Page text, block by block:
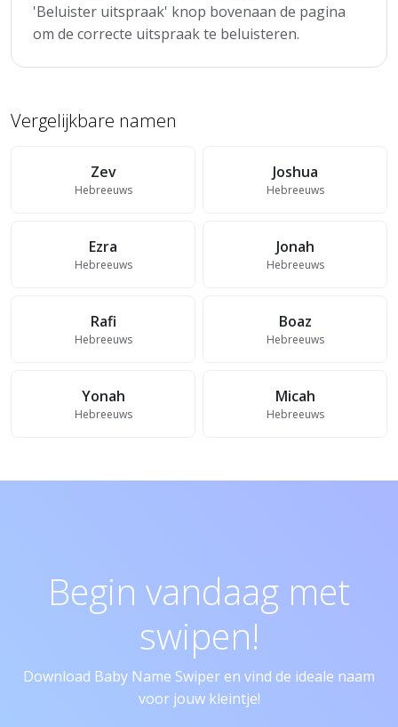
'Beluister uitspraak' knop bovenaan de pagina
om de correcte uitspraak te beluisteren.
Vergelijkbare namen
Zev
Hebreeuws
Joshua
Hebreeuws
Ezra
Hebreeuws
Jonah
Hebreeuws
Rafi
Hebreeuws
Boaz
Hebreeuws
Yonah
Hebreeuws
Micah
Hebreeuws
Begin vandaag met
swipen!
Download Baby Name Swiper en vind de ideale naam
voor jouw kleintje!